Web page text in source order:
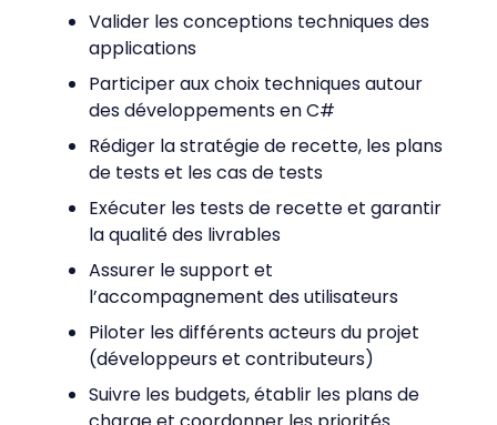
Valider les conceptions techniques des
applications
Participer aux choix techniques autour
des développements en C#
Rédiger la stratégie de recette, les plans
de tests et les cas de tests
Exécuter les tests de recette et garantir
la qualité des livrables
Assurer le support et
l’accompagnement des utilisateurs
Piloter les différents acteurs du projet
(développeurs et contributeurs)
Suivre les budgets, établir les plans de